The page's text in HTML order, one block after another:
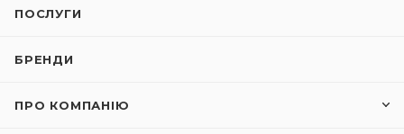
ПОСЛУГИ
БРЕНДИ
ПРО КОМПАНІЮ